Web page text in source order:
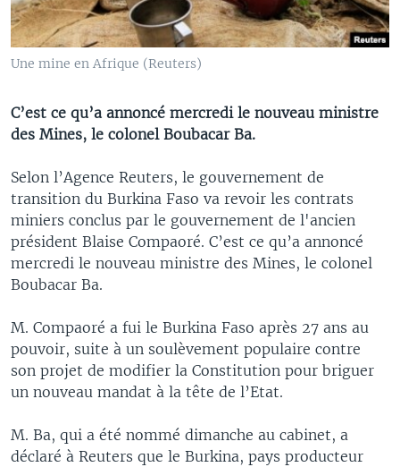
Une mine en Afrique (Reuters)
C’est ce qu’a annoncé mercredi le nouveau ministre
des Mines, le colonel Boubacar Ba.
Selon l’Agence Reuters, le gouvernement de
transition du Burkina Faso va revoir les contrats
miniers conclus par le gouvernement de l'ancien
président Blaise Compaoré. C’est ce qu’a annoncé
mercredi le nouveau ministre des Mines, le colonel
Boubacar Ba.
M. Compaoré a fui le Burkina Faso après 27 ans au
pouvoir, suite à un soulèvement populaire contre
son projet de modifier la Constitution pour briguer
un nouveau mandat à la tête de l’Etat.
M. Ba, qui a été nommé dimanche au cabinet, a
déclaré à Reuters que le Burkina, pays producteur